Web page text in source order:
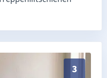
3
durch zertifizierte